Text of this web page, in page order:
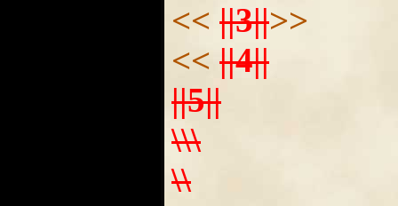
<< ||3||>>
<< ||4||
||5||
\\\
\\